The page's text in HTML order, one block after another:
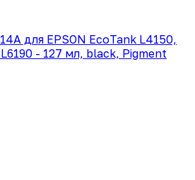
для EPSON EcoTank L4150,
- 127 мл, black, Pigment